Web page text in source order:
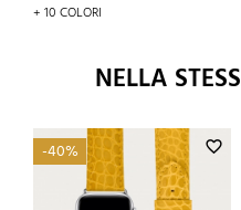
+ 10 COLORI
NELLA
favorite_border
-40%